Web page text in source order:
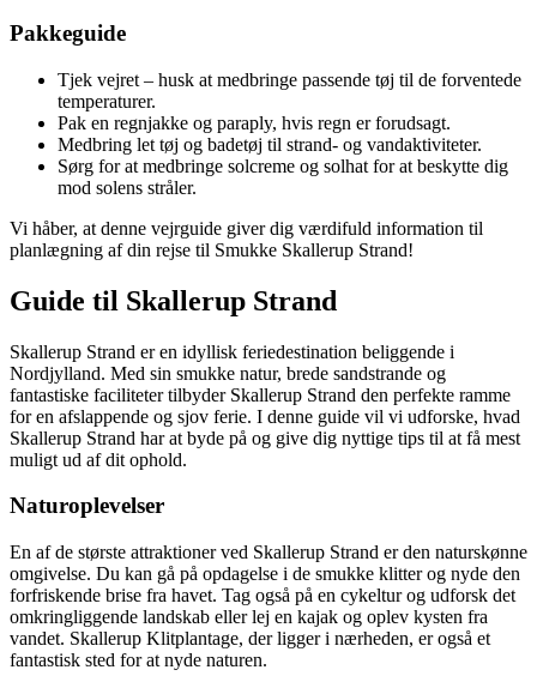
Pakkeguide
Tjek vejret – husk at medbringe passende tøj til de forventede
temperaturer.
Pak en regnjakke og paraply, hvis regn er forudsagt.
Medbring let tøj og badetøj til strand- og vandaktiviteter.
Sørg for at medbringe solcreme og solhat for at beskytte dig
mod solens stråler.
Vi håber, at denne vejrguide giver dig værdifuld information til
planlægning af din rejse til Smukke Skallerup Strand!
Guide til Skallerup Strand
Skallerup Strand er en idyllisk feriedestination beliggende i
Nordjylland. Med sin smukke natur, brede sandstrande og
fantastiske faciliteter tilbyder Skallerup Strand den perfekte ramme
for en afslappende og sjov ferie. I denne guide vil vi udforske, hvad
Skallerup Strand har at byde på og give dig nyttige tips til at få mest
muligt ud af dit ophold.
Naturoplevelser
En af de største attraktioner ved Skallerup Strand er den naturskønne
omgivelse. Du kan gå på opdagelse i de smukke klitter og nyde den
forfriskende brise fra havet. Tag også på en cykeltur og udforsk det
omkringliggende landskab eller lej en kajak og oplev kysten fra
vandet. Skallerup Klitplantage, der ligger i nærheden, er også et
fantastisk sted for at nyde naturen.